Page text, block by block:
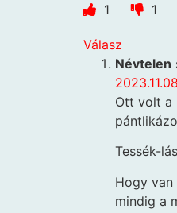
1
1
Válasz
Névtelen
Ott volt a
Tessék-
Hogy
mindig a